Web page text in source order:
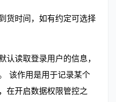
货时间，如有约定可选择
认读取登录用户的信息，
该作用是用于记录某个
在开启数据权限管控之